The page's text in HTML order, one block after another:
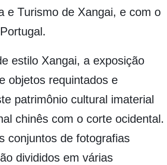
e Turismo de Xangai, e com o
estilo Xangai, a exposição
objetos requintados e
patrimônio cultural imaterial
chinês com o corte ocidental.
conjuntos de fotografias
divididos em várias